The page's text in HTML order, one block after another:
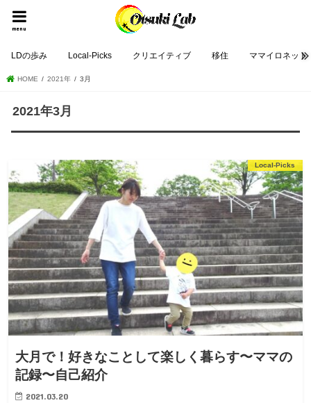
menu
LDの歩み Local-Picks クリエイティブ 移住 ママイロネット
HOME 2021年 3月
2021年3月
Local-Picks
大月で！好きなことして楽しく暮らす〜ママの
記録〜自己紹介
2021.03.20